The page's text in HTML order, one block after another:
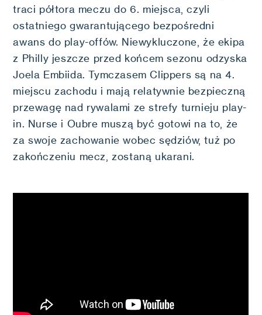
traci półtora meczu do 6. miejsca, czyli
ostatniego gwarantującego bezpośredni
awans do play-offów. Niewykluczone, że ekipa
z Philly jeszcze przed końcem sezonu odzyska
Joela Embiida. Tymczasem Clippers są na 4.
miejscu zachodu i mają relatywnie bezpieczną
przewagę nad rywalami ze strefy turnieju play-
in. Nurse i Oubre muszą być gotowi na to, że
za swoje zachowanie wobec sędziów, tuż po
zakończeniu mecz, zostaną ukarani.